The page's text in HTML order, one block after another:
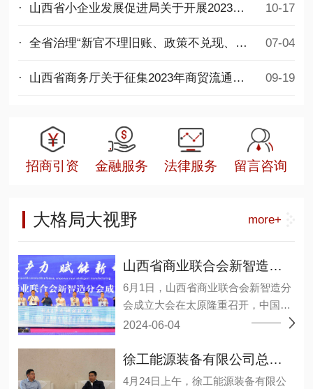
· 山西省小企业发展促进局关于开展2023年度第二批专精特新中小企业项目申报工作的通知 10-17
· 全省治理“新官不理旧账、政策不兑现、拖欠民营企业账款”问题专项行动推进会议召开 07-04
· 山西省商务厅关于征集2023年商贸流通发展项目的通知 09-19
招商引资 金融服务 法律服务 留言咨询
大格局大视野 more+
山西省商业联合会新智造分会成立大会在太原召开
6月1日，山西省商业联合会新智造分
会成立大会在太原隆重召开，中国煤
炭工业协会原副会长王广德、省工商
关院校、研究机构、能源装备上下游
企业和会员单位约1000余人参加了大
2024-06-04
徐工能源装备有限公司总经理岳泰宇一行莅临山西省商业联合会
4月24日上午，徐工能源装备有限公